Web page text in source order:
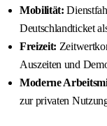
Mobilität:
Deutschlandticket
Freizeit:
Auszeiten und
Moderne
zur privaten